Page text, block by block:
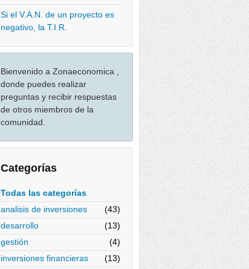
Si el V.A.N. de un proyecto es
negativo, la T.I.R.
Bienvenido a Zonaeconomica ,
donde puedes realizar
preguntas y recibir respuestas
de otros miembros de la
comunidad.
Categorías
Todas las categorías
analisis de inversiones
(43)
desarrollo
(13)
gestión
(4)
inversiones financieras
(13)